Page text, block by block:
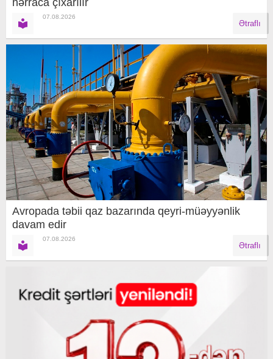
07.08.2026
Ətraflı
Avropada təbii qaz bazarında qeyri-müəyyənlik
davam edir
07.08.2026
Ətraflı